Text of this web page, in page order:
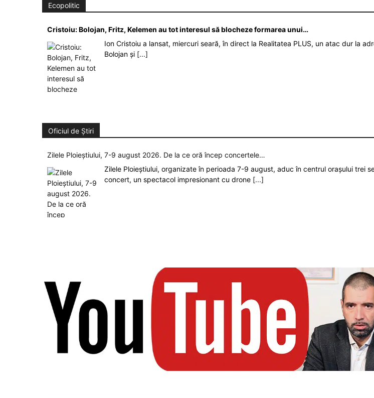
Ecopolitic
Cristoiu: Bolojan, Fritz, Kelemen au tot interesul să blocheze formarea unui…
Ion Cristoiu a lansat, miercuri seară, în direct la Realitatea PLUS, un atac dur la
Bolojan și [...]
Oficiul de Știri
Zilele Ploieștiului, 7-9 august 2026. De la ce oră încep concertele…
Zilele Ploieștiului, organizate în perioada 7-9 august, aduc în centrul orașului trei
concert, un spectacol impresionant cu drone [...]